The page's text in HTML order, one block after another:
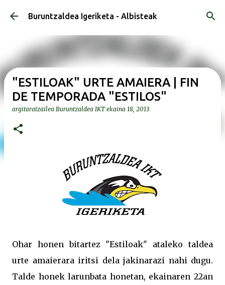
Saltatu eta joan eduki nagusira
Buruntzaldea Igeriketa - Albisteak
"ESTILOAK" URTE AMAIERA | FIN
DE TEMPORADA "ESTILOS"
argitaratzailea Buruntzaldea IKT ekaina 18, 2013
Ohar honen bitartez "Estiloak" ataleko taldea
urte amaierara iritsi dela jakinarazi nahi dugu.
Talde honek larunbata honetan, ekainaren 22an